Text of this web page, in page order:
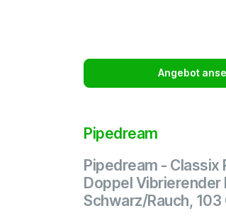
Angebot
Pipedream
Pipedream - Classix
Doppel Vibrierender
Schwarz/Rauch, 103